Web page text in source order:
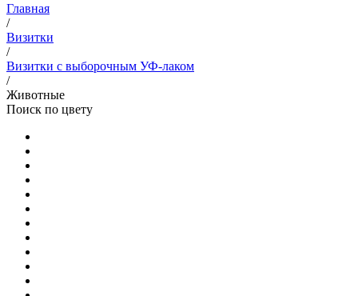
Главная
/
Визитки
/
Визитки с выборочным УФ-лаком
/
Животные
Поиск по цвету